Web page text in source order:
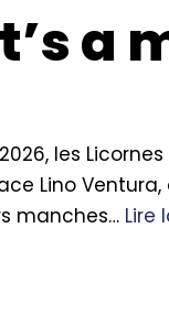
a
les
Lino Ventura,
manches… Lire